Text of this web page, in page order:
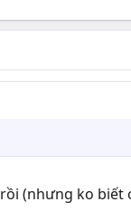
(nhưng ko biết